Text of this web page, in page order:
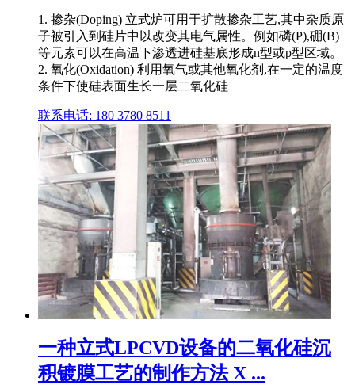
1. 掺杂(Doping) 立式炉可用于扩散掺杂工艺,其中杂质原
子被引入到硅片中以改变其电气属性。例如磷(P),硼(B)
等元素可以在高温下渗透进硅基底形成n型或p型区域。
2. 氧化(Oxidation) 利用氧气或其他氧化剂,在一定的温度
条件下使硅表面生长一层二氧化硅
联系电话: 180 3780 8511
一种立式LPCVD设备的二氧化硅沉
积镀膜工艺的制作方法 X ...